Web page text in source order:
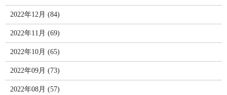
2022年12月 (84)
2022年11月 (69)
2022年10月 (65)
2022年09月 (73)
2022年08月 (57)